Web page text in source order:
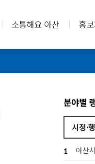
소통해요 아산 홍
분야별
시정·
1 아산시,